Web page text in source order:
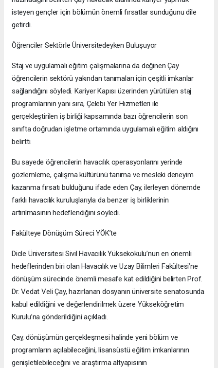
isteyen gençler için bölümün önemli fırsatlar sunduğunu dile
getirdi.
Öğrenciler Sektörle Üniversitedeyken Buluşuyor
Staj ve uygulamalı eğitim çalışmalarına da değinen Çay
öğrencilerin sektörü yakından tanımaları için çeşitli imkanlar
sağlandığını söyledi. Kariyer Kapısı üzerinden yürütülen staj
programlarının yanı sıra, Çelebi Yer Hizmetleri ile
gerçekleştirilen iş birliği kapsamında bazı öğrencilerin son
sınıfta doğrudan işletme ortamında uygulamalı eğitim aldığını
belirtti.
Bu sayede öğrencilerin havacılık operasyonlarını yerinde
gözlemleme, çalışma kültürünü tanıma ve mesleki deneyim
kazanma fırsatı bulduğunu ifade eden Çay, ilerleyen dönemde
farklı havacılık kuruluşlarıyla da benzer iş birliklerinin
artırılmasının hedeflendiğini söyledi.
Fakülteye Dönüşüm Süreci YÖK’te
Dicle Üniversitesi Sivil Havacılık Yüksekokulu’nun en önemli
hedeflerinden biri olan Havacılık ve Uzay Bilimleri Fakültesi’ne
dönüşüm sürecinde önemli mesafe kat edildiğini belirten Prof.
Dr. Vedat Veli Çay, hazırlanan dosyanın üniversite senatosunda
kabul edildiğini ve değerlendirilmek üzere Yükseköğretim
Kurulu’na gönderildiğini açıkladı.
Çay, dönüşümün gerçekleşmesi halinde yeni bölüm ve
programların açılabileceğini, lisansüstü eğitim imkanlarının
genişletilebileceğini ve araştırma altyapısının